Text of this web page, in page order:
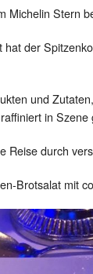
Stern
der
und
in Szene
Reise durch
Brotsalat mit